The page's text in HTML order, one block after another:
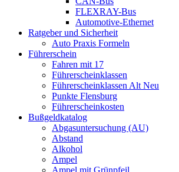
FLEXRAY-Bus
Automotive-Ethernet
Ratgeber und Sicherheit
Auto Praxis Formeln
Führerschein
Fahren mit 17
Führerscheinklassen
Führerscheinklassen Alt Neu
Punkte Flensburg
Führerscheinkosten
Bußgeldkatalog
Abgasuntersuchung (AU)
Abstand
Alkohol
Ampel
Ampel mit Grünpfeil